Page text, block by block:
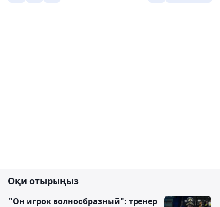
Оқи отырыңыз
"Он игрок волнообразный": тренер